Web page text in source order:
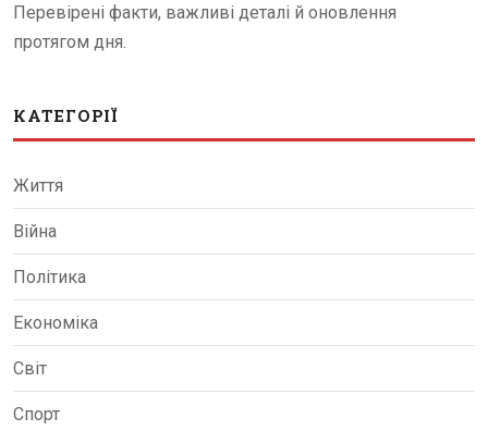
Перевірені факти, важливі деталі й оновлення
протягом дня.
КАТЕГОРІЇ
Життя
Війна
Політика
Економіка
Світ
Спорт